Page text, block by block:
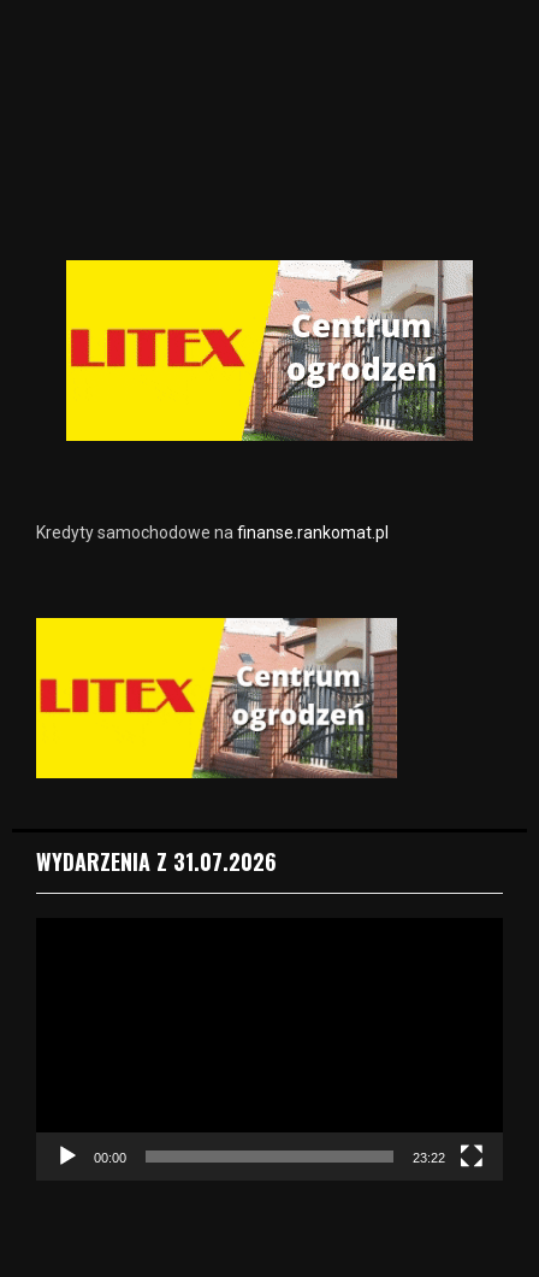
Kredyty samochodowe na finanse.rankomat.pl
WYDARZENIA Z 31.07.2026
c
00:00 23:22